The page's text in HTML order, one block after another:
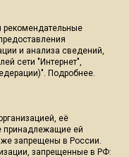
рекомендательные
и анализа сведений,
сети "Интернет",
Подробнее.
её
принадлежащие ей
запрещены в России.
запрещенные в РФ: